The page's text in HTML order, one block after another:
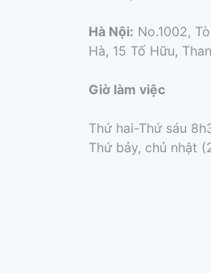
Hà Nội: No.1002,
Hà, 15 Tố Hữu,
Giờ làm việc
Thứ hai-Thứ sáu
Thứ bảy, chủ nhật